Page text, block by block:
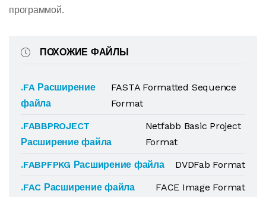
программой.
ПОХОЖИЕ ФАЙЛЫ
.FA Расширение
файла
FASTA Formatted Sequence
Format
.FABBPROJECT
Расширение файла
Netfabb Basic Project
Format
.FABPFPKG Расширение файла
DVDFab Format
.FAC Расширение файла
FACE Image Format